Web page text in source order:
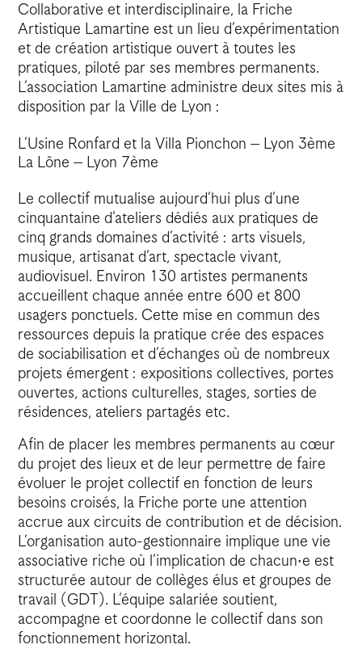
Collaborative et interdisciplinaire, la Friche
Artistique Lamartine est un lieu d’expérimentation
et de création artistique ouvert à toutes les
pratiques, piloté par ses membres permanents.
L’association Lamartine administre deux sites mis à
disposition par la Ville de Lyon :
L’Usine Ronfard et la Villa Pionchon – Lyon 3ème
La Lône – Lyon 7ème
Le collectif mutualise aujourd’hui plus d’une
cinquantaine d’ateliers dédiés aux pratiques de
cinq grands domaines d’activité : arts visuels,
musique, artisanat d’art, spectacle vivant,
audiovisuel. Environ 130 artistes permanents
accueillent chaque année entre 600 et 800
usagers ponctuels. Cette mise en commun des
ressources depuis la pratique crée des espaces
de sociabilisation et d’échanges où de nombreux
projets émergent : expositions collectives, portes
ouvertes, actions culturelles, stages, sorties de
résidences, ateliers partagés etc.
Afin de placer les membres permanents au cœur
du projet des lieux et de leur permettre de faire
évoluer le projet collectif en fonction de leurs
besoins croisés, la Friche porte une attention
accrue aux circuits de contribution et de décision.
L’organisation auto-gestionnaire implique une vie
associative riche où l’implication de chacun·e est
structurée autour de collèges élus et groupes de
travail (GDT). L’équipe salariée soutient,
accompagne et coordonne le collectif dans son
fonctionnement horizontal.